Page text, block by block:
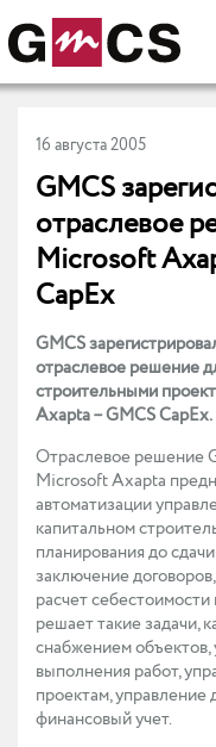
16 августа 2005
GMCS
отраслевое
Microsoft
CapEx
GMCS
отраслевое решение
строительными
Axapta – GMCS CapEx.
Отраслевое решение
Microsoft Axapta
автоматизации
капитальном
планирования до
заключение
расчет
решает такие задачи,
снабжением
выполнения работ,
проектам,
финансовый учет.